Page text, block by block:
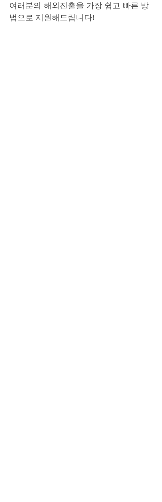
여러분의 해외진출을 가장 쉽고 빠른 방
법으로 지원해드립니다!